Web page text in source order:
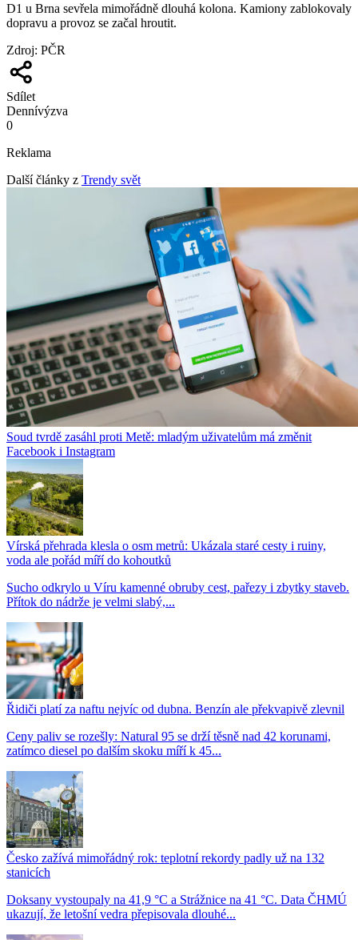
D1 u Brna sevřela mimořádně dlouhá kolona. Kamiony zablokovaly
dopravu a provoz se začal hroutit.
Zdroj: PČR
Sdílet
Dennívýzva
0
Reklama
Další články z Trendy svět
Soud tvrdě zasáhl proti Metě: mladým uživatelům má změnit
Facebook i Instagram
Vírská přehrada klesla o osm metrů: Ukázala staré cesty i ruiny,
voda ale pořád míří do kohoutků
Sucho odkrylo u Víru kamenné obruby cest, pařezy i zbytky staveb.
Přítok do nádrže je velmi slabý,...
Řidiči platí za naftu nejvíc od dubna. Benzín ale překvapivě zlevnil
Ceny paliv se rozešly: Natural 95 se drží těsně nad 42 korunami,
zatímco diesel po dalším skoku míří k 45...
Česko zažívá mimořádný rok: teplotní rekordy padly už na 132
stanicích
Doksany vystoupaly na 41,9 °C a Strážnice na 41 °C. Data ČHMÚ
ukazují, že letošní vedra přepisovala dlouhé...